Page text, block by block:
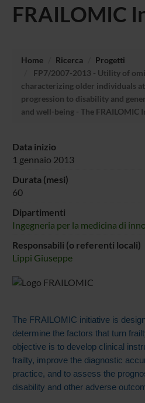
FRAILOMIC
Home Ricerca
Progetti
FP7/2007-2013 - Utility of
characterizing older individuals
progression to disability and
and well-being - The FRAILOMIC
Data inizio
1 gennaio 2013
Durata (mesi)
60
Dipartimenti
Ingegneria per la medicina di
Responsabili (o referenti locali)
Lippi Giuseppe
The FRAILOMIC initiative is
determine the factors that turn
objective is to develop clinical
frailty, improve the diagnostic
practice, and to assess the
disability and other adverse